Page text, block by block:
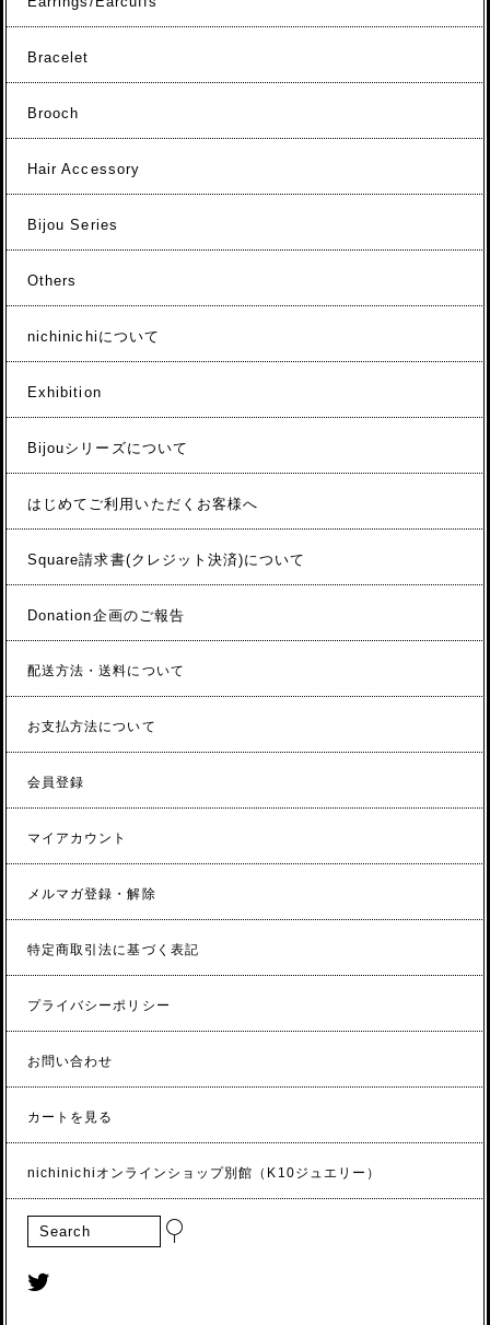
Bracelet
Brooch
Hair Accessory
Bijou Series
Others
nichinichiについて
Exhibition
Bijouシリーズについて
はじめてご利用いただくお客様へ
Square請求書(クレジット決済)について
Donation企画のご報告
配送方法・送料について
お支払方法について
会員登録
マイアカウント
メルマガ登録・解除
特定商取引法に基づく表記
プライバシーポリシー
お問い合わせ
カートを見る
nichinichiオンラインショップ別館（K10ジュエリー）